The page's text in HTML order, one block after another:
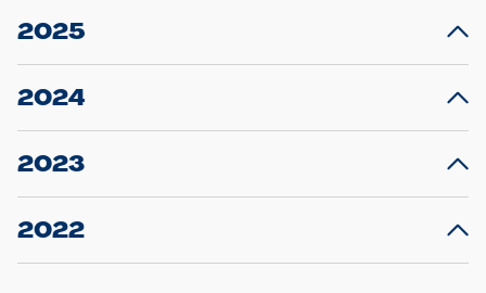
2025
23.12.2025
Projekt S5: Start der Bauarbeiten am
2024
10.12.2024
Großprojekt S5: Sperrung der Bahnstraße in
2023
20.12.2023
Schleswig-Holstein verlängert den
2022
22.12.2022